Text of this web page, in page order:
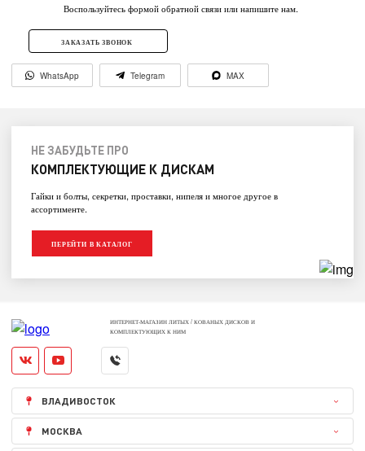
Воспользуйтесь формой обратной связи или напишите нам.
ЗАКАЗАТЬ ЗВОНОК
WhatsApp Telegram MAX
НЕ ЗАБУДЬТЕ ПРО
КОМПЛЕКТУЮЩИЕ К ДИСКАМ
Гайки и болты, секретки, проставки, нипеля и многое другое в
ассортименте.
ПЕРЕЙТИ В КАТАЛОГ
ИНТЕРНЕТ-МАГАЗИН ЛИТЫХ / КОВАНЫХ ДИСКОВ И
КОМПЛЕКТУЮЩИХ К НИМ
ВЛАДИВОСТОК
МОСКВА